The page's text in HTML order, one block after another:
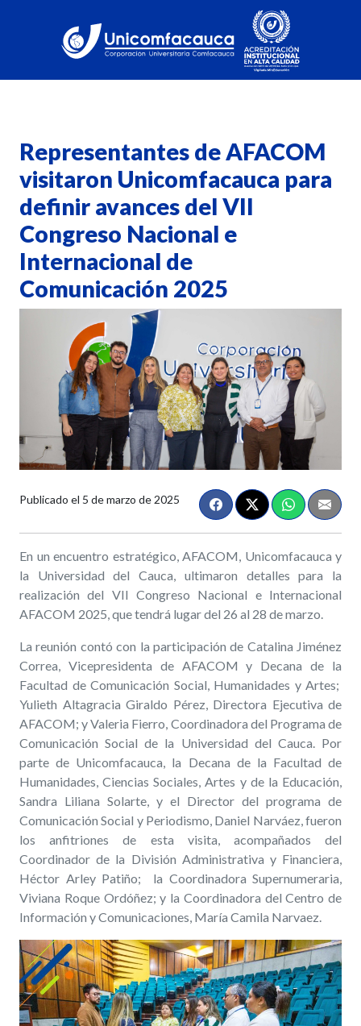
Representantes de AFACOM
visitaron Unicomfacauca para
definir avances del VII
Congreso Nacional e
Internacional de
Comunicación 2025
Publicado el 5 de marzo de 2025
En un encuentro estratégico, AFACOM, Unicomfacauca y
la Universidad del Cauca, ultimaron detalles para la
realización del VII Congreso Nacional e Internacional
AFACOM 2025, que tendrá lugar del 26 al 28 de marzo.
La reunión contó con la participación de Catalina Jiménez
Correa, Vicepresidenta de AFACOM y Decana de la
Facultad de Comunicación Social, Humanidades y Artes;
Yulieth Altagracia Giraldo Pérez, Directora Ejecutiva de
AFACOM; y Valeria Fierro, Coordinadora del Programa de
Comunicación Social de la Universidad del Cauca. Por
parte de Unicomfacauca, la Decana de la Facultad de
Humanidades, Ciencias Sociales, Artes y de la Educación,
Sandra Liliana Solarte, y el Director del programa de
Comunicación Social y Periodismo, Daniel Narváez, fueron
los anfitriones de esta visita, acompañados del
Coordinador de la División Administrativa y Financiera,
Héctor Arley Patiño; la Coordinadora Supernumeraria,
Viviana Roque Ordóñez; y la Coordinadora del Centro de
Información y Comunicaciones, María Camila Narvaez.